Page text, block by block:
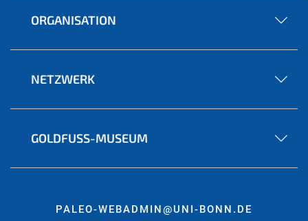
ORGANISATION
NETZWERK
GOLDFUSS-MUSEUM
PALEO-WEBADMIN@UNI-BONN.DE